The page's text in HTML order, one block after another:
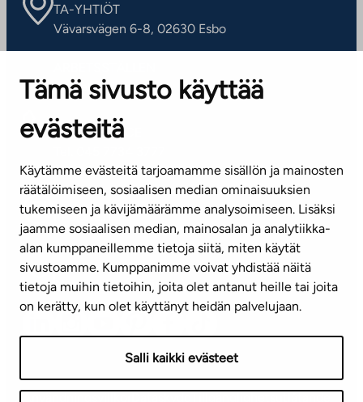
Tämä sivusto käyttää
evästeitä
Käytämme evästeitä tarjoamamme sisällön ja mainosten
räätälöimiseen, sosiaalisen median ominaisuuksien
tukemiseen ja kävijämäärämme analysoimiseen. Lisäksi
jaamme sosiaalisen median, mainosalan ja analytiikka-
alan kumppaneillemme tietoja siitä, miten käytät
sivustoamme. Kumppanimme voivat yhdistää näitä
tietoja muihin tietoihin, joita olet antanut heille tai joita
on kerätty, kun olet käyttänyt heidän palvelujaan.
Salli kaikki evästeet
TA-YHTIÖT
Vävarsvägen 6-8, 02630 Esbo
Kontaktinformation
KUNDSERVICE
(vardagar kl. 8–16)
info@ta.fi
Nyhetsbrev (på finska)